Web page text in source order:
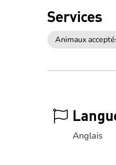
Services
Animaux
Anglais